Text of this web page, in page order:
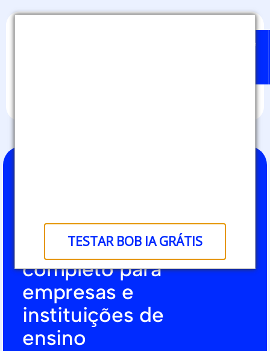
TESTAR BOB IA GRÁTIS
Sobre
medalhas
digitais: guia
completo para
empresas e
instituições de
ensino